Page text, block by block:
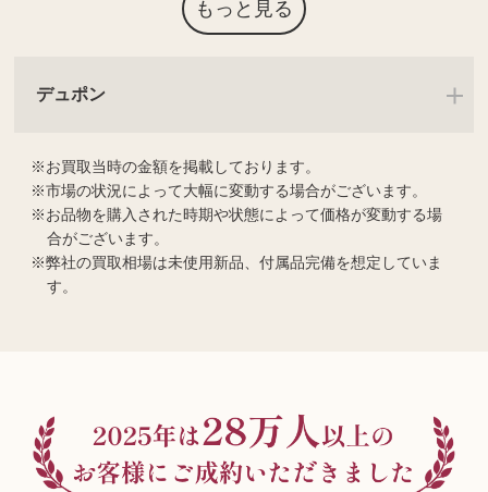
もっと見る
デュポン
お買取当時の金額を掲載しております。
市場の状況によって大幅に変動する場合がございます。
お品物を購入された時期や状態によって価格が変動する場
合がございます。
弊社の買取相場は未使用新品、付属品完備を想定していま
す。